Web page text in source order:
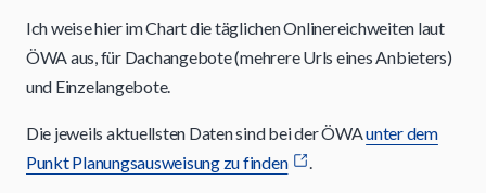
Ich weise hier im Chart die täglichen Onlinereichweiten laut
ÖWA aus, für Dachangebote (mehrere Urls eines Anbieters)
und Einzelangebote.
Die jeweils aktuellsten Daten sind bei der ÖWAunter dem
Punkt Planungsausweisung zu finden
.